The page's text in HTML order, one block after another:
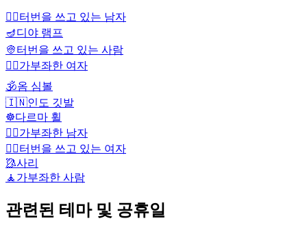
👳‍♂️터번을 쓰고 있는 남자
🪔디야 램프
👳터번을 쓰고 있는 사람
🧘‍♀️가부좌한 여자
🕉️옴 심볼
🇮🇳인도 깃발
☸️다르마 휠
🧘‍♂️가부좌한 남자
👳‍♀️터번을 쓰고 있는 여자
🥻사리
🧘 가부좌한 사람
관련된 테마 및 공휴일